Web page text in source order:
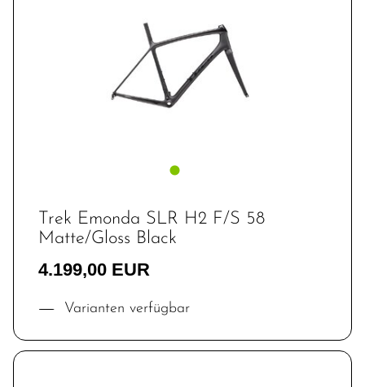
Trek Emonda SLR H2 F/S 58
Matte/Gloss Black
4.199,00 EUR
Varianten verfügbar